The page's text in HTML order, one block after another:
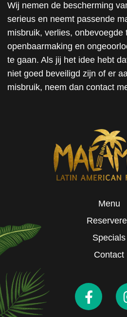
Wij nemen de bescherming
serieus en neemt passende
misbruik, verlies, onbevoegde
openbaarmaking en
te gaan. Als jij het idee hebt
niet goed beveiligd zijn of er
misbruik, neem dan contact
Menu
Specials
Contact